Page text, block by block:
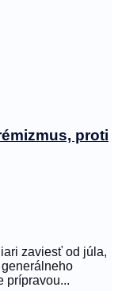
proti
zaviesť od júla,
prípravou...